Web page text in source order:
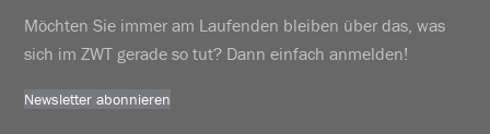
Möchten Sie immer am Laufenden bleiben über das, was
sich im ZWT gerade so tut? Dann einfach anmelden!
Newsletter abonnieren